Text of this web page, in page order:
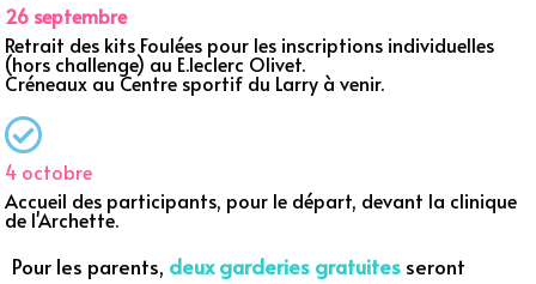
26 septembre
Retrait des kits Foulées pour les inscriptions individuelles
(hors challenge) au E.leclerc Olivet.
Créneaux au Centre sportif du Larry à venir.
4 octobre
Accueil des participants, pour le départ, devant la clinique
de l'Archette.
Pour les parents, deux garderies gratuites seront